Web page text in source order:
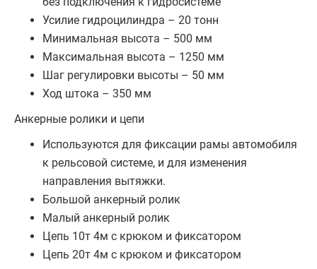
Усилие гидроцилиндра – 20 тонн
Минимальная высота – 500 мм
Максимальная высота – 1250 мм
Шаг регулировки высоты – 50 мм
Ход штока – 350 мм
Анкерные ролики и цепи
Используются для фиксации рамы автомобиля
к рельсовой системе, и для изменения
направления вытяжки.
Большой анкерный ролик
Малый анкерный ролик
Цепь 10т 4м с крюком и фиксатором
Цепь 20т 4м с крюком и фиксатором